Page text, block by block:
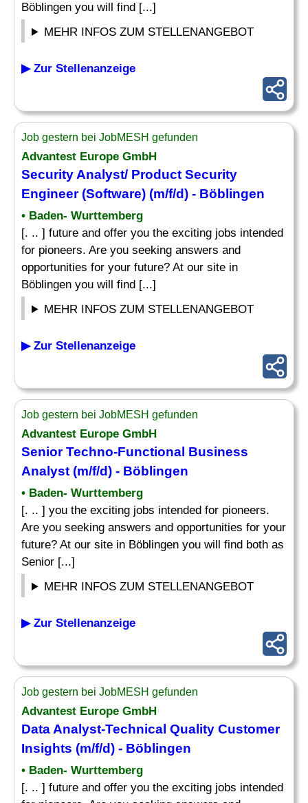
Böblingen you will find [...]
MEHR INFOS ZUM STELLENANGEBOT
▶ Zur Stellenanzeige
Job gestern bei JobMESH gefunden
Advantest Europe GmbH
Security Analyst/ Product Security
Engineer (Software) (m/f/d) - Böblingen
• Baden- Wurttemberg
[. .. ] future and offer you the exciting jobs intended
for pioneers. Are you seeking answers and
opportunities for your future? At our site in
Böblingen you will find [...]
MEHR INFOS ZUM STELLENANGEBOT
▶ Zur Stellenanzeige
Job gestern bei JobMESH gefunden
Advantest Europe GmbH
Senior Techno-Functional Business
Analyst (m/f/d) - Böblingen
• Baden- Wurttemberg
[. .. ] you the exciting jobs intended for pioneers.
Are you seeking answers and opportunities for your
future? At our site in Böblingen you will find both as
Senior [...]
MEHR INFOS ZUM STELLENANGEBOT
▶ Zur Stellenanzeige
Job gestern bei JobMESH gefunden
Advantest Europe GmbH
Data Analyst-Technical Quality Customer
Insights (m/f/d) - Böblingen
• Baden- Wurttemberg
[. .. ] future and offer you the exciting jobs intended